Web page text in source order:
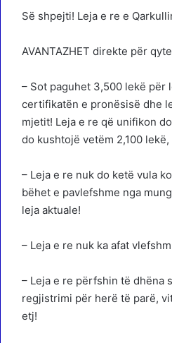
Së shpejti! Leja e re e
AVANTAZHET direkte për
– Sot paguhet 3,500 lekë për
certifikatën e pronësisë dhe
mjetit! Leja e re që unifikon
do kushtojë vetëm 2,100 lekë,
– Leja e re nuk do ketë vula
bëhet e pavlefshme nga
leja aktuale!
– Leja e re nuk ka afat
– Leja e re përfshin të dhëna
regjistrimi për herë të parë,
etj!